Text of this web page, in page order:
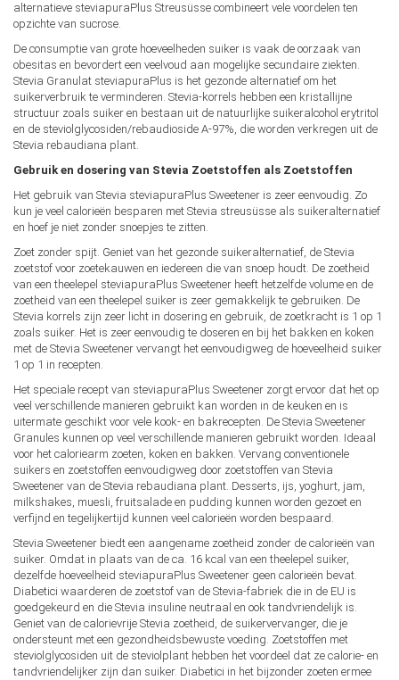
alternatieve steviapuraPlus Streusüsse combineert vele voordelen ten
opzichte van sucrose.
De consumptie van grote hoeveelheden suiker is vaak de oorzaak van
obesitas en bevordert een veelvoud aan mogelijke secundaire ziekten.
Stevia Granulat steviapuraPlus is het gezonde alternatief om het
suikerverbruik te verminderen. Stevia-korrels hebben een kristallijne
structuur zoals suiker en bestaan uit de natuurlijke suikeralcohol erytritol
en de steviolglycosiden/rebaudioside A-97%, die worden verkregen uit de
Stevia rebaudiana plant.
Gebruik en dosering van Stevia Zoetstoffen als Zoetstoffen
Het gebruik van Stevia steviapuraPlus Sweetener is zeer eenvoudig. Zo
kun je veel calorieën besparen met Stevia streusüsse als suikeralternatief
en hoef je niet zonder snoepjes te zitten.
Zoet zonder spijt. Geniet van het gezonde suikeralternatief, de Stevia
zoetstof voor zoetekauwen en iedereen die van snoep houdt. De zoetheid
van een theelepel steviapuraPlus Sweetener heeft hetzelfde volume en de
zoetheid van een theelepel suiker is zeer gemakkelijk te gebruiken. De
Stevia korrels zijn zeer licht in dosering en gebruik, de zoetkracht is 1 op 1
zoals suiker. Het is zeer eenvoudig te doseren en bij het bakken en koken
met de Stevia Sweetener vervangt het eenvoudigweg de hoeveelheid suiker
1 op 1 in recepten.
Het speciale recept van steviapuraPlus Sweetener zorgt ervoor dat het op
veel verschillende manieren gebruikt kan worden in de keuken en is
uitermate geschikt voor vele kook- en bakrecepten. De Stevia Sweetener
Granules kunnen op veel verschillende manieren gebruikt worden. Ideaal
voor het caloriearm zoeten, koken en bakken. Vervang conventionele
suikers en zoetstoffen eenvoudigweg door zoetstoffen van Stevia
Sweetener van de Stevia rebaudiana plant. Desserts, ijs, yoghurt, jam,
milkshakes, muesli, fruitsalade en pudding kunnen worden gezoet en
verfijnd en tegelijkertijd kunnen veel calorieën worden bespaard.
Stevia Sweetener biedt een aangename zoetheid zonder de calorieën van
suiker. Omdat in plaats van de ca. 16 kcal van een theelepel suiker,
dezelfde hoeveelheid steviapuraPlus Sweetener geen calorieën bevat.
Diabetici waarderen de zoetstof van de Stevia-fabriek die in de EU is
goedgekeurd en die Stevia insuline neutraal en ook tandvriendelijk is.
Geniet van de calorievrije Stevia zoetheid, de suikervervanger, die je
ondersteunt met een gezondheidsbewuste voeding. Zoetstoffen met
steviolglycosiden uit de steviolplant hebben het voordeel dat ze calorie- en
tandvriendelijker zijn dan suiker. Diabetici in het bijzonder zoeten ermee